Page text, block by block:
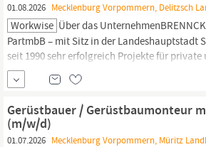
01.08.2026 Mecklenburg Vorpommern, Delitzsch
Workwise Über das
PartmbB – mit Sitz in der Landeshauptstadt
seit 1990 sehr erfolgreich Projekte für
Bauherren in ganz
unsere Bauherren von der Idee bis zur
entwickeln individuelle, standortgerechte
Architekturlösungen.Als...
Gerüstbauer / Gerüstbaumonteur
(m/w/d)
01.07.2026 Mecklenburg Vorpommern, Müritz